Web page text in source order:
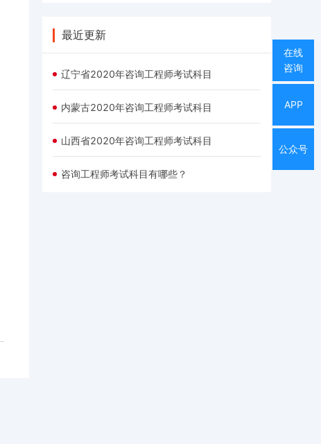
在线
咨询
APP
公众号
最近更新
辽宁省2020年咨询工程师考试科目
内蒙古2020年咨询工程师考试科目
山西省2020年咨询工程师考试科目
咨询工程师考试科目有哪些？